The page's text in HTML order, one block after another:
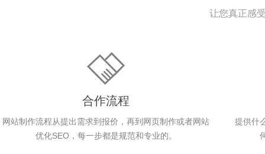
让您真正感
合作流程
网站制作流程从提出需求到报价，再到网页制作或者网站
优化SEO，每一步都是规范和专业的。
提供什